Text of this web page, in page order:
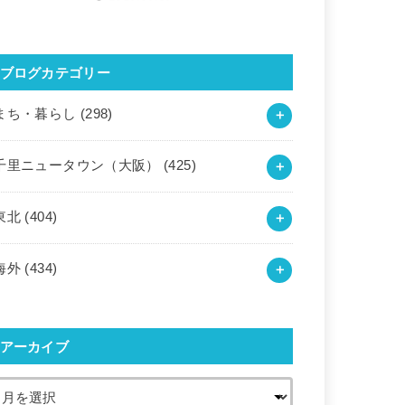
ブログカテゴリー
ち・暮らし (298)
里ニュータウン（大阪） (425)
北 (404)
外 (434)
アーカイブ